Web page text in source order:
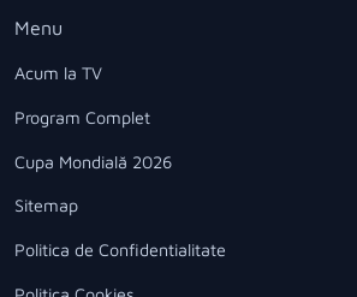
Menu
Acum la TV
Program Complet
Cupa Mondială 2026
Sitemap
Politica de Confidentialitate